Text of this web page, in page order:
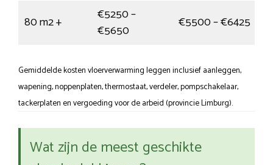
80 m2 +
€5250 –
€5650
€5500 – €6425
Gemiddelde kosten vloerverwarming leggen inclusief aanleggen,
wapening, noppenplaten, thermostaat, verdeler, pompschakelaar,
tackerplaten en vergoeding voor de arbeid (provincie Limburg).
Wat zijn de meest geschikte